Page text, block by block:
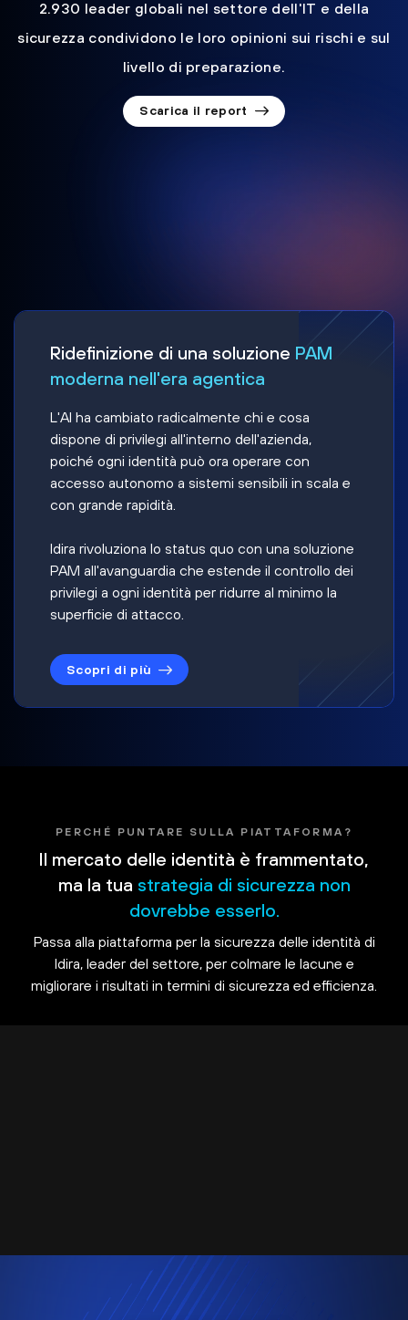
2.930 leader globali nel settore dell'IT e della
sicurezza condividono le loro opinioni sui rischi e sul
livello di preparazione.
Scarica il report
Ridefinizione di una soluzione PAM
moderna nell'era agentica
L'AI ha cambiato radicalmente chi e cosa
dispone di privilegi all'interno dell'azienda,
poiché ogni identità può ora operare con
accesso autonomo a sistemi sensibili in scala e
con grande rapidità.
Idira rivoluziona lo status quo con una soluzione
PAM all'avanguardia che estende il controllo dei
privilegi a ogni identità per ridurre al minimo la
superficie di attacco.
Scopri di più
PERCHÉ PUNTARE SULLA PIATTAFORMA?
Il mercato delle identità è frammentato,
ma la tua strategia di sicurezza non
dovrebbe esserlo.
Passa alla piattaforma per la sicurezza delle identità di
Idira, leader del settore, per colmare le lacune e
migliorare i risultati in termini di sicurezza ed efficienza.